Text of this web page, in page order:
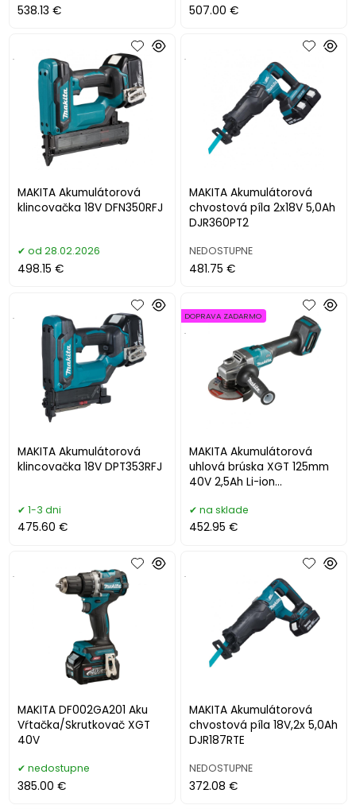
538.13 € 507.00 €
MAKITA Akumulátorová
klincovačka 18V DFN350RFJ
.
od 28.02.2026
498.15 €
MAKITA Akumulátorová
chvostová píla 2x18V 5,0Ah
DJR360PT2
.
NEDOSTUPNE
481.75 €
MAKITA Akumulátorová
klincovačka 18V DPT353RFJ
.
1-3 dni
475.60 €
MAKITA Akumulátorová
uhlová brúska XGT 125mm
40V 2,5Ah Li-ion
DOPRAVA ZADARMO
.
na sklade
452.95 €
MAKITA DF002GA201 Aku
Vŕtačka/Skrutkovač XGT
40V
.
nedostupne
385.00 €
MAKITA Akumulátorová
chvostová píla 18V,2x 5,0Ah
DJR187RTE
.
NEDOSTUPNE
372.08 €